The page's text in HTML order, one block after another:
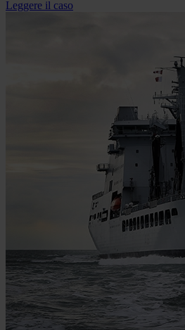
Leggere il caso